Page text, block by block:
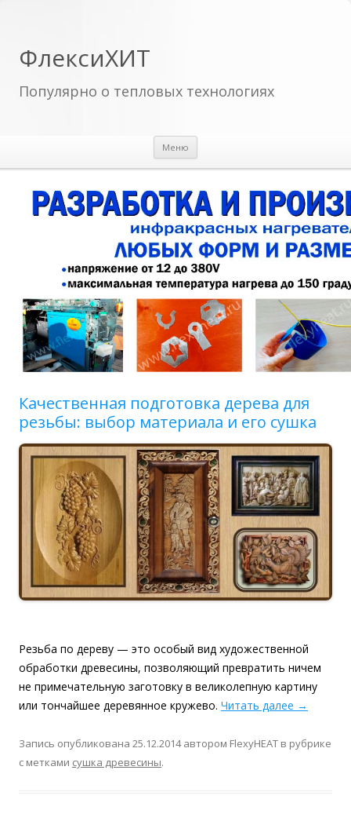
ФлексиХИТ
Популярно о тепловых технологиях
Меню
Качественная подготовка дерева для
резьбы: выбор материала и его сушка
Резьба по дереву — это особый вид художественной
обработки древесины, позволяющий превратить ничем
не примечательную заготовку в великолепную картину
или тончайшее деревянное кружево. Читать далее →
Запись опубликована 25.12.2014автором FlexyHEAT в рубрике
с метками сушка древесины.